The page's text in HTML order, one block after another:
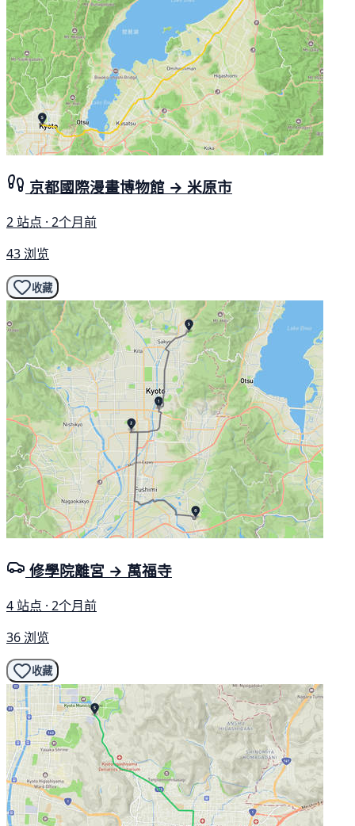
京都國際漫畫博物館 → 米原市
2 站点 · 2个月前
43 浏览
收藏
修學院離宮 → 萬福寺
4 站点 · 2个月前
36 浏览
收藏